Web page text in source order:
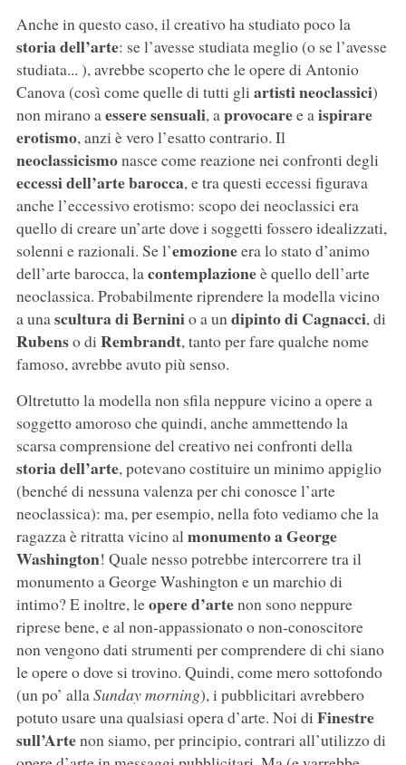
Anche in questo caso, il creativo ha studiato poco la
storia dell’arte: se l’avesse studiata meglio (o se l’avesse
studiata... ), avrebbe scoperto che le opere di Antonio
Canova (così come quelle di tutti gli artisti neoclassici)
non mirano aessere sensuali, aprovocaree aispirare
erotismo, anzi è vero l’esatto contrario. Il
neoclassicismonasce come reazione nei confronti degli
eccessi dell’arte barocca, e tra questi eccessi figurava
anche l’eccessivo erotismo: scopo dei neoclassici era
quello di creare un’arte dove i soggetti fossero idealizzati,
solenni e razionali. Se l’emozioneera lo stato d’animo
dell’arte barocca, lacontemplazioneè quello dell’arte
neoclassica. Probabilmente riprendere la modella vicino
a unascultura di Berninio a undipinto di Cagnacci, di
Rubenso di Rembrandt, tanto per fare qualche nome
famoso, avrebbe avuto più senso.
Oltretutto la modella non sfila neppure vicino a opere a
soggetto amoroso che quindi, anche ammettendo la
scarsa comprensione del creativo nei confronti della
storia dell’arte, potevano costituire un minimo appiglio
(benché di nessuna valenza per chi conosce l’arte
neoclassica): ma, per esempio, nella foto vediamo che la
ragazza è ritratta vicino almonumento a George
Washington! Quale nesso potrebbe intercorrere tra il
monumento a George Washington e un marchio di
intimo? E inoltre, leopere d’artenon sono neppure
riprese bene, e al non-appassionato o non-conoscitore
non vengono dati strumenti per comprendere di chi siano
le opere o dove si trovino. Quindi, come mero sottofondo
(un po’ allaSunday morning), i pubblicitari avrebbero
potuto usare una qualsiasi opera d’arte. Noi di Finestre
sull’Artenon siamo, per principio, contrari all’utilizzo di